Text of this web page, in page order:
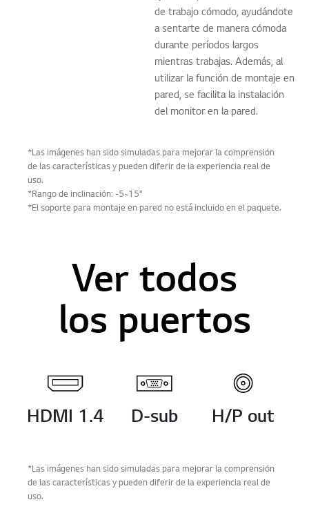
de trabajo cómodo, ayudándote
a sentarte de manera cómoda
durante períodos largos
mientras trabajas. Además, al
utilizar la función de montaje en
pared, se facilita la instalación
del monitor en la pared.
*Las imágenes han sido simuladas para mejorar la comprensión
de las características y pueden diferir de la experiencia real de
uso.
*Rango de inclinación: -5~15°
*El soporte para montaje en pared no está incluido en el paquete.
Ver todos
los puertos
HDMI 1.4 D-sub H/P out
*Las imágenes han sido simuladas para mejorar la comprensión
de las características y pueden diferir de la experiencia real de
uso.